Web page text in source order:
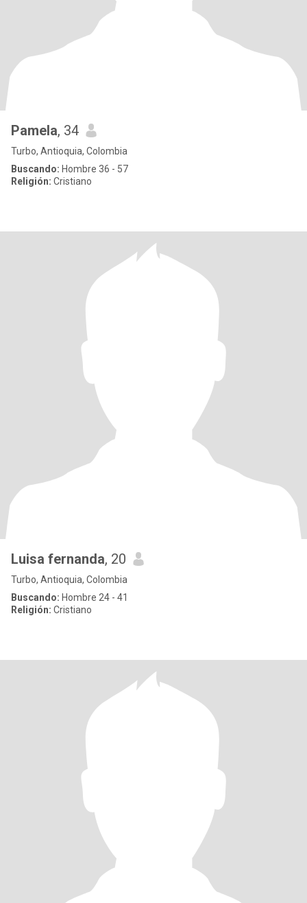
Pamela, 34
Turbo, Antioquia, Colombia
Buscando: Hombre 36 - 57
Religión: Cristiano
Luisa fernanda, 20
Turbo, Antioquia, Colombia
Buscando: Hombre 24 - 41
Religión: Cristiano